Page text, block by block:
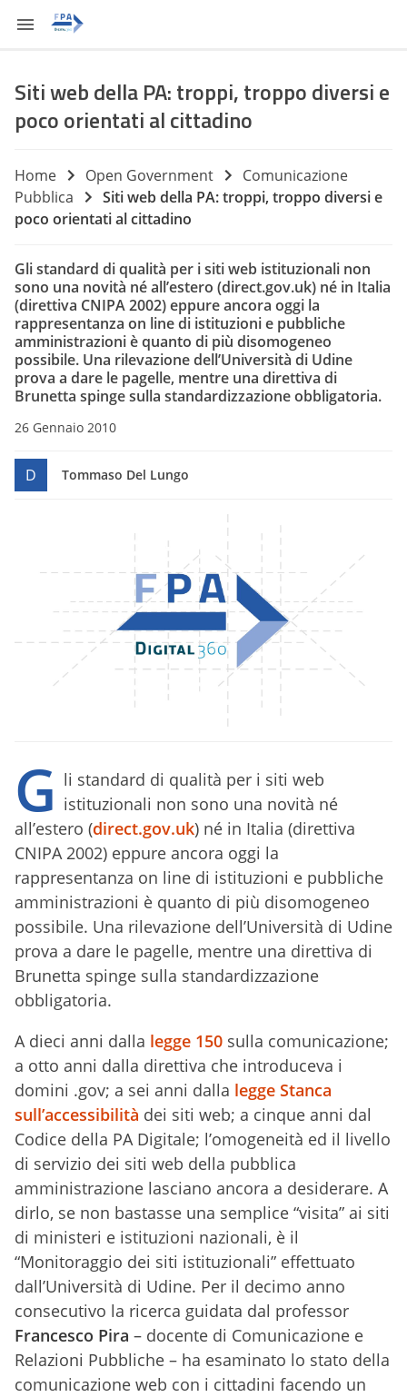
Siti web della PA: troppi, troppo diversi e
poco orientati al cittadino
Home Open Government
Comunicazione
Pubblica
Siti web della PA: troppi, troppo diversi e
poco orientati al cittadino
Gli standard di qualità per i siti web istituzionali non
sono una novità né all’estero (direct.gov.uk) né in Italia
(direttiva CNIPA 2002) eppure ancora oggi la
rappresentanza on line di istituzioni e pubbliche
amministrazioni è quanto di più disomogeneo
possibile. Una rilevazione dell’Università di Udine
prova a dare le pagelle, mentre una direttiva di
Brunetta spinge sulla standardizzazione obbligatoria.
26 Gennaio 2010
D Tommaso Del Lungo
G li standard di qualità per i siti web
istituzionali non sono una novità né
all’estero (direct.gov.uk) né in Italia (direttiva
CNIPA 2002) eppure ancora oggi la
rappresentanza on line di istituzioni e pubbliche
amministrazioni è quanto di più disomogeneo
possibile. Una rilevazione dell’Università di Udine
prova a dare le pagelle, mentre una direttiva di
Brunetta spinge sulla standardizzazione
obbligatoria.
A dieci anni dalla legge 150 sulla comunicazione;
a otto anni dalla direttiva che introduceva i
domini .gov; a sei anni dalla legge Stanca
sull’accessibilità dei siti web; a cinque anni dal
Codice della PA Digitale; l’omogeneità ed il livello
di servizio dei siti web della pubblica
amministrazione lasciano ancora a desiderare. A
dirlo, se non bastasse una semplice “visita” ai siti
di ministeri e istituzioni nazionali, è il
“Monitoraggio dei siti istituzionali” effettuato
dall’Università di Udine. Per il decimo anno
consecutivo la ricerca guidata dal professor
Francesco Pira – docente di Comunicazione e
Relazioni Pubbliche – ha esaminato lo stato della
comunicazione web con i cittadini facendo un